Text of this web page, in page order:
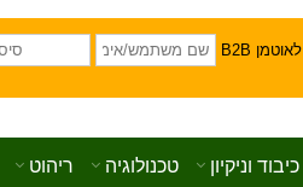
לאוטמן B2B
כיבוד וניקיון טכנולוגיה ריהוט